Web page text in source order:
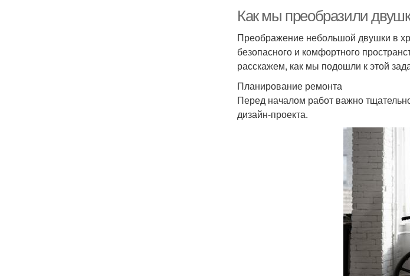
Как мы преобразили
Преображение небольшой двушки в
безопасного и комфортного
расскажем, как мы подошли к этой
Планирование ремонта
Перед началом работ важно
дизайн-проекта.